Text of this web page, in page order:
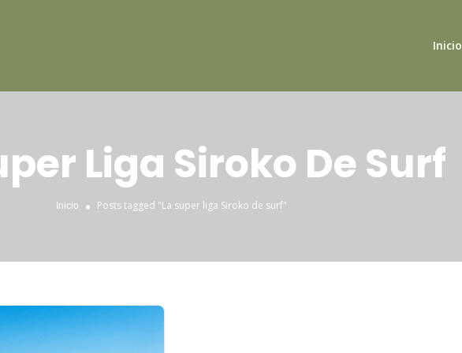
Inicio
Liga Siroko De Surf
Inicio Posts tagged "La super liga Siroko de surf"